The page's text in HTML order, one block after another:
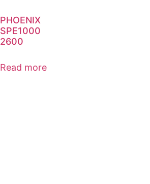
PHOENIX
SPE1000
2600
Read more